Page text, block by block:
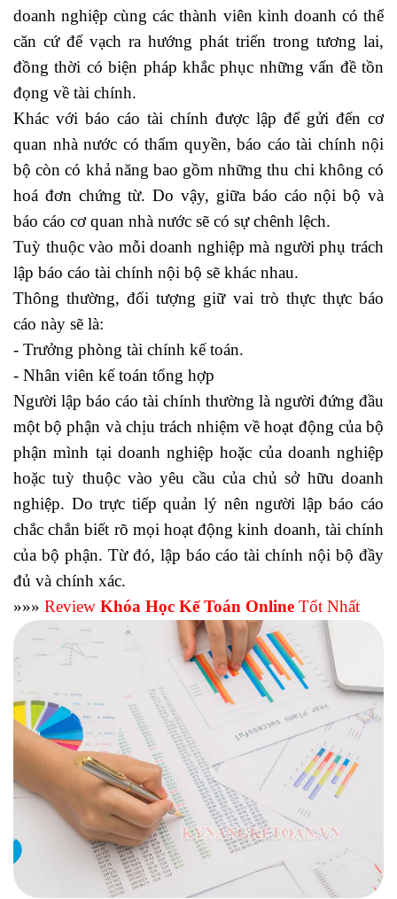
doanh nghiệp cùng các thành viên kinh doanh có thể
căn cứ để vạch ra hướng phát triển trong tương lai,
đồng thời có biện pháp khắc phục những vấn đề tồn
đọng về tài chính.
Khác với báo cáo tài chính được lập để gửi đến cơ
quan nhà nước có thẩm quyền, báo cáo tài chính nội
bộ còn có khả năng bao gồm những thu chi không có
hoá đơn chứng từ. Do vậy, giữa báo cáo nội bộ và
báo cáo cơ quan nhà nước sẽ có sự chênh lệch.
Tuỳ thuộc vào mỗi doanh nghiệp mà người phụ trách
lập báo cáo tài chính nội bộ sẽ khác nhau.
Thông thường, đối tượng giữ vai trò thực thực báo
cáo này sẽ là:
- Trưởng phòng tài chính kế toán.
- Nhân viên kế toán tổng hợp
Người lập báo cáo tài chính thường là người đứng đầu
một bộ phận và chịu trách nhiệm về hoạt động của bộ
phận mình tại doanh nghiệp hoặc của doanh nghiệp
hoặc tuỳ thuộc vào yêu cầu của chủ sở hữu doanh
nghiệp. Do trực tiếp quản lý nên người lập báo cáo
chắc chắn biết rõ mọi hoạt động kinh doanh, tài chính
của bộ phận. Từ đó, lập báo cáo tài chính nội bộ đầy
đủ và chính xác.
»»» Review Khóa Học Kế Toán Online Tốt Nhất